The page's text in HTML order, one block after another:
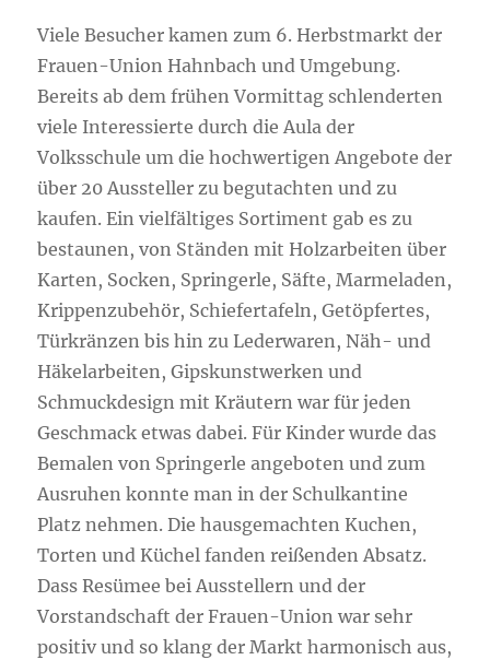
Viele Besucher kamen zum 6. Herbstmarkt der
Frauen-Union Hahnbach und Umgebung.
Bereits ab dem frühen Vormittag schlenderten
viele Interessierte durch die Aula der
Volksschule um die hochwertigen Angebote der
über 20 Aussteller zu begutachten und zu
kaufen. Ein vielfältiges Sortiment gab es zu
bestaunen, von Ständen mit Holzarbeiten über
Karten, Socken, Springerle, Säfte, Marmeladen,
Krippenzubehör, Schiefertafeln, Getöpfertes,
Türkränzen bis hin zu Lederwaren, Näh- und
Häkelarbeiten, Gipskunstwerken und
Schmuckdesign mit Kräutern war für jeden
Geschmack etwas dabei. Für Kinder wurde das
Bemalen von Springerle angeboten und zum
Ausruhen konnte man in der Schulkantine
Platz nehmen. Die hausgemachten Kuchen,
Torten und Küchel fanden reißenden Absatz.
Dass Resümee bei Ausstellern und der
Vorstandschaft der Frauen-Union war sehr
positiv und so klang der Markt harmonisch aus,